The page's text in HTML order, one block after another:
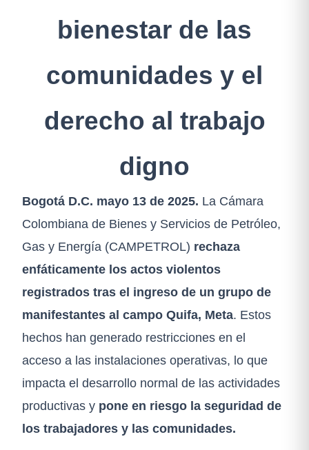
bienestar de las
comunidades y el
derecho al trabajo
digno
Bogotá D.C. mayo 13 de 2025. La Cámara
Colombiana de Bienes y Servicios de Petróleo,
Gas y Energía (CAMPETROL) rechaza
enfáticamente los actos violentos
registrados tras el ingreso de un grupo de
manifestantes al campo Quifa, Meta. Estos
hechos han generado restricciones en el
acceso a las instalaciones operativas, lo que
impacta el desarrollo normal de las actividades
productivas y pone en riesgo la seguridad de
los trabajadores y las comunidades.